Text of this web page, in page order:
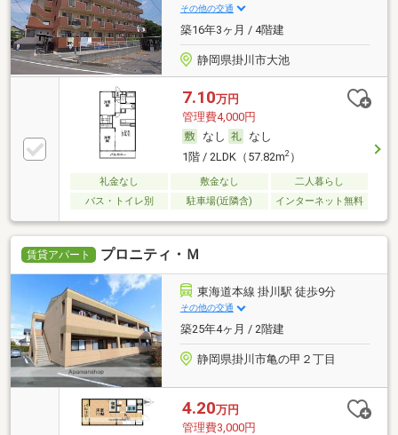
その他の交通
築16年3ヶ月 / 4階建
静岡県掛川市大池
7.10万円
管理費4,000円
なし
なし
1階 / 2LDK（57.82m2）
礼金なし 敷金なし
二人暮らし
バス・トイレ別
駐車場(近隣含) インターネット無料
賃貸アパート プロニティ・Ｍ
東海道本線 掛川駅 徒歩9分
その他の交通
築25年4ヶ月 / 2階建
静岡県掛川市亀の甲２丁目
4.20万円
管理費3,000円